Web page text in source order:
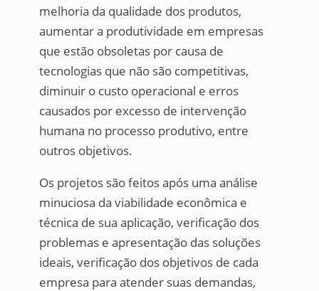
melhoria da qualidade dos produtos,
aumentar a produtividade em empresas
que estão obsoletas por causa de
tecnologias que não são competitivas,
diminuir o custo operacional e erros
causados por excesso de intervenção
humana no processo produtivo, entre
outros objetivos.
Os projetos são feitos após uma análise
minuciosa da viabilidade econômica e
técnica de sua aplicação, verificação dos
problemas e apresentação das soluções
ideais, verificação dos objetivos de cada
empresa para atender suas demandas,